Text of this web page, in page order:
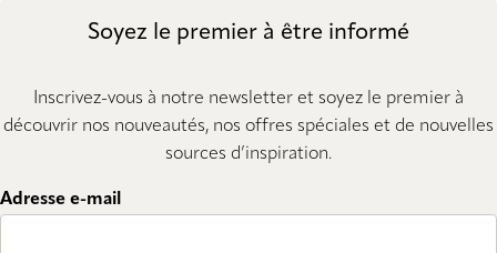
Soyez le premier à être informé
Inscrivez-vous à notre newsletter et soyez le premier à
découvrir nos nouveautés, nos offres spéciales et de nouvelles
sources d’inspiration.
Adresse e-mail